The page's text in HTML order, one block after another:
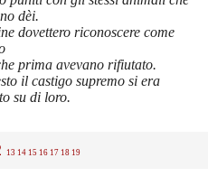
dèi.
dovettero riconoscere come
prima avevano rifiutato.
il castigo supremo si era
su di loro.
13 14 15 16 17 18 19